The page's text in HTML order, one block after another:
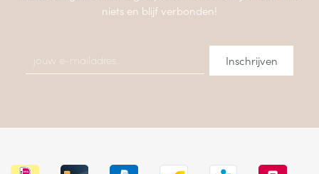
niets en blijf verbonden!